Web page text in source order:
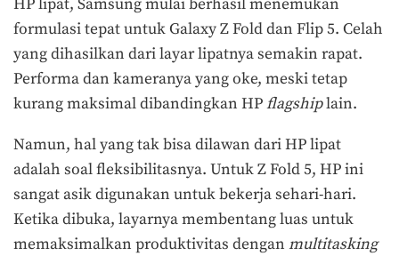
HP lipat, Samsung mulai berhasil menemukan
formulasi tepat untuk Galaxy Z Fold dan Flip 5. Celah
yang dihasilkan dari layar lipatnya semakin rapat.
Performa dan kameranya yang oke, meski tetap
kurang maksimal dibandingkan HPflagshiplain.
Namun, hal yang tak bisa dilawan dari HP lipat
adalah soal fleksibilitasnya. Untuk Z Fold 5, HP ini
sangat asik digunakan untuk bekerja sehari-hari.
Ketika dibuka, layarnya membentang luas untuk
memaksimalkan produktivitas dengan multitasking